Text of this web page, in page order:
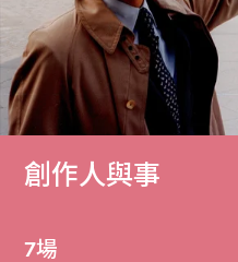
創作人與事
7場